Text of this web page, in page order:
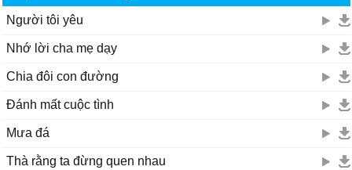
Người tôi yêu
Nhớ lời cha mẹ dạy
Chia đôi con đường
Đánh mất cuộc tình
Mưa đá
Thà rằng ta đừng quen nhau